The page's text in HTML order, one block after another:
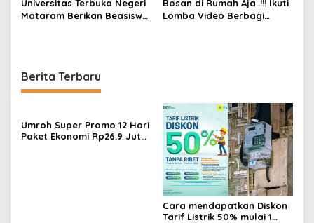
Cuma Rp15.000 dapat 5GB
Universitas Terbuka Negeri
Mataram Berikan Beasiswa
Bosan di Rumah Aja..!!! Ikuti
Lomba Video Berbagi
Berita Terbaru
Umroh Super Promo 12 Hari
Paket Ekonomi Rp26.9 Juta
Cara mendapatkan Diskon
Tarif Listrik 50% mulai 1